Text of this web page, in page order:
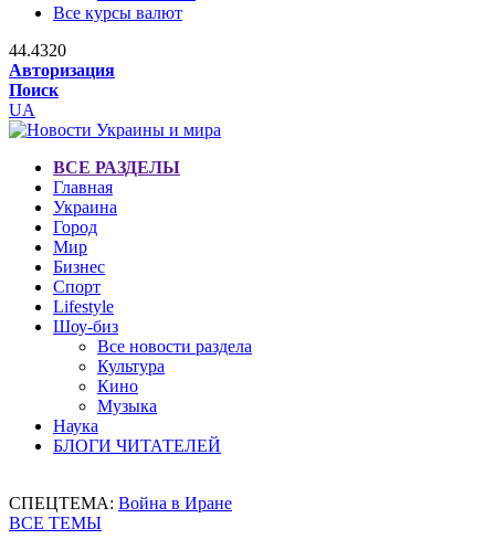
Все курсы валют
44.4320
Авторизация
Поиск
UA
ВСЕ РАЗДЕЛЫ
Главная
Украина
Город
Мир
Бизнес
Спорт
Lifestyle
Шоу-биз
Все новости раздела
Культура
Кино
Музыка
Наука
БЛОГИ ЧИТАТЕЛЕЙ
СПЕЦТЕМА: Война в Иране
ВСЕ ТЕМЫ